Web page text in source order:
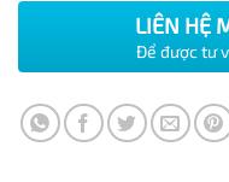
giá
LIÊN HỆ
Để được tư